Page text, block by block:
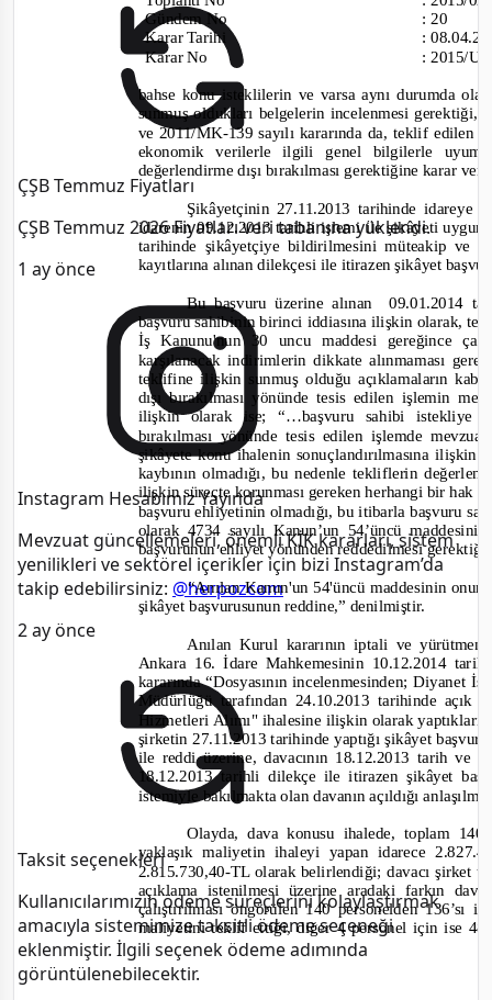
ÇŞB Temmuz Fiyatları
ÇŞB Temmuz 2026 Fiyatları veri tabanına yüklendi.
1 ay önce
Instagram Hesabımız Yayında
Mevzuat güncellemeleri, önemli KİK kararları, sistem
yenilikleri ve sektörel içerikler için bizi Instagram’da
takip edebilirsiniz: @herpozcom
2 ay önce
Taksit seçenekleri
Kullanıcılarımızın ödeme süreçlerini kolaylaştırmak
amacıyla sistemimize taksitli ödeme seçeneği
eklenmiştir. İlgili seçenek ödeme adımında
görüntülenebilecektir.
Gündem No
Karar Tarihi
Karar No
: 20
:
: 2015/
bahse konu isteklilerin ve varsa aynı durumda
sunmuş oldukları belgelerin incelenmesi gerektiği,
ve 2011/MK-139 sayılı kararında da, teklif edilen
ekonomik verilerle ilgili genel bilgilerle
değerlendirme dışı bırakılması gerektiğine karar
Şikâyetçinin 27.11.2013 tarihinde idareye
idarenin 09.12.2013 tarihli işlemi ile şikâyeti uygun
tarihinde şikâyetçiye bildirilmesini müteakip ve
kayıtlarına alınan dilekçesi ile itirazen şikâyet
Bu başvuru üzerine alınan 09.01.2014
başvuru sahibinin birinci iddiasına ilişkin olarak,
İş Kanunu'nun 30 uncu maddesi gereğince
karşılanacak indirimlerin dikkate alınmaması
teklifine ilişkin sunmuş olduğu açıklamaların
dışı bırakılması yönünde tesis edilen işlemin
ilişkin olarak ise; “…başvuru sahibi istekliye
bırakılması yönünde tesis edilen işlemde
şikâyete konu ihalenin sonuçlandırılmasına
kaybının olmadığı, bu nedenle tekliflerin
ilişkin süreçte korunması gereken herhangi bir hak
başvuru ehliyetinin olmadığı, bu itibarla başvuru
olarak 4734 sayılı Kanun’un 54’üncü
başvurunun ehliyet yönünden reddedilmesi
“Anılan Kanun'un 54'üncü maddesinin
şikâyet başvurusunun reddine,” denilmiştir.
Anılan Kurul kararınıniptali ve
Ankara 16. İdare Mahkemesinin 10.12.2014
kararında“Dosyasının incelenmesinden; Diyanet
Müdürlüğü tarafından 24.10.2013 tarihinde
Hizmetleri Alımı" ihalesine ilişkin olarak yaptıkları
şirketin 27.11.2013 tarihinde yaptığı şikâyet
ile reddi üzerine, davacının 18.12.2013 tarih ve
18.12.2013 tarihli dilekçe ile itirazen şikâyet
istemiyle bakılmakta olan davanın açıldığı
Olayda, dava konusu ihalede, toplam 140
yaklaşık maliyetin ihaleyi yapan idarece
2.815.730,40-TL olarak belirlendiği; davacı şirket
açıklama istenilmesi üzerine aradaki farkın
çalıştırılması öngörülen 140 personelden
maliyetini teklif ettiği, diğer 4 personel için ise